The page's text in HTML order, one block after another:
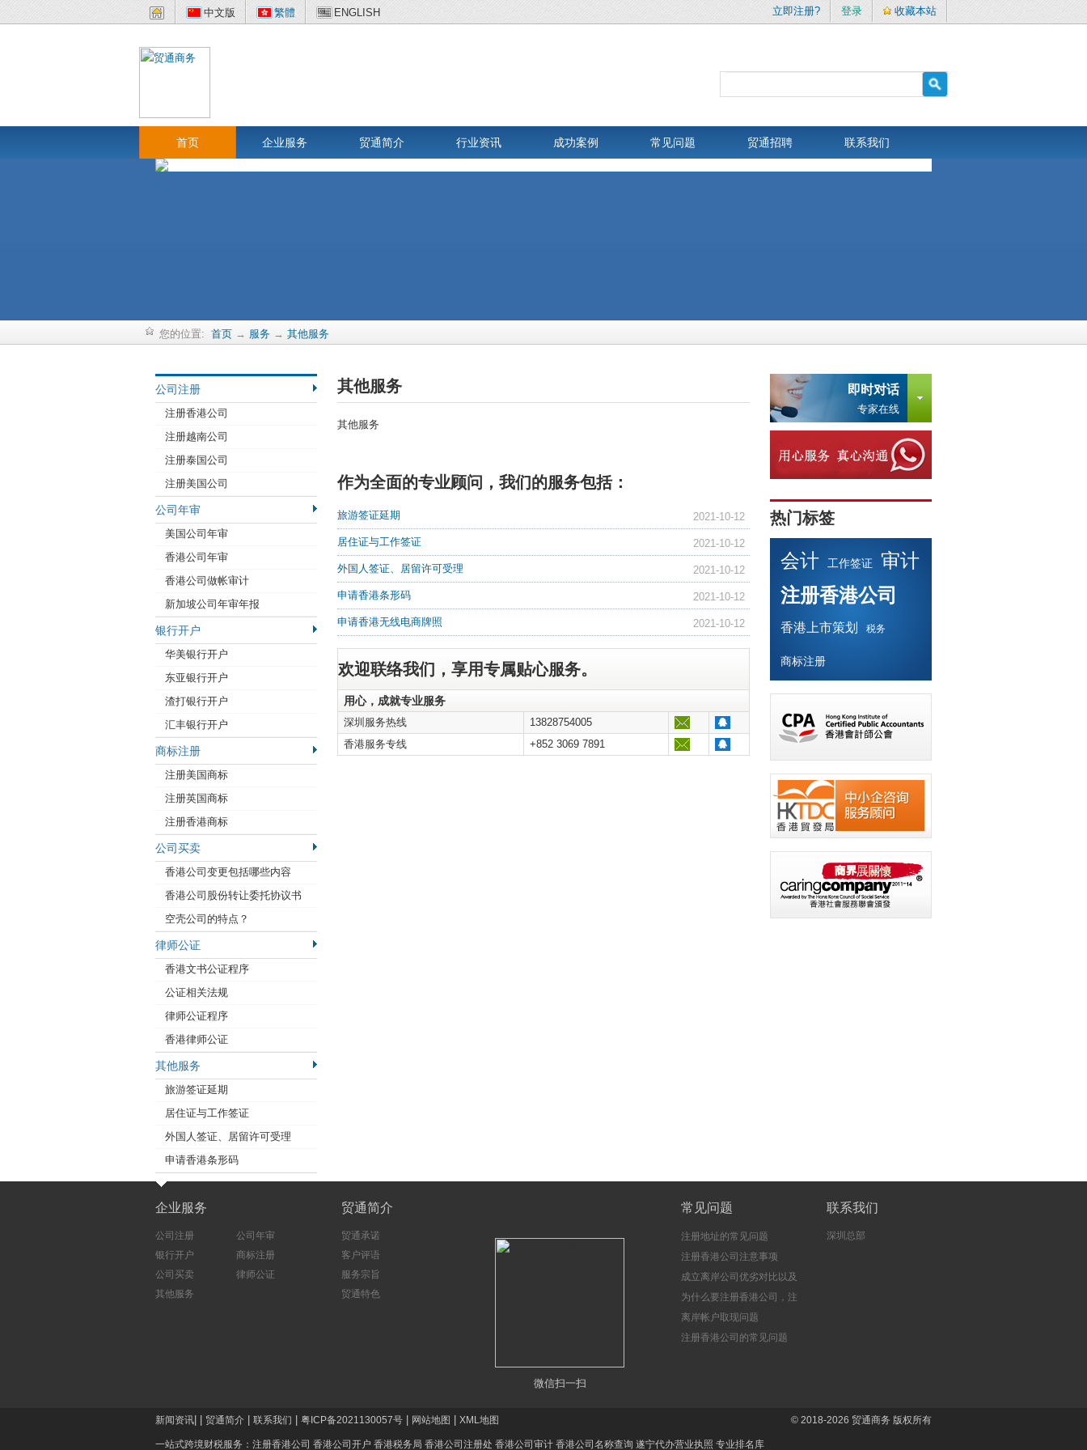
中文版 繁體 ENGLISH 立即注册? 登录 收藏本站
首页 企业服务 贸通简介 行业资讯 成功案例 常见问题 贸通招聘 联系我们
您的位置: 首页 → 服务 → 其他服务
公司注册
注册香港公司
注册越南公司
注册泰国公司
注册美国公司
公司年审
美国公司年审
香港公司年审
香港公司做帐审计
新加坡公司年审年报
银行开户
华美银行开户
东亚银行开户
渣打银行开户
汇丰银行开户
商标注册
注册美国商标
注册英国商标
注册香港商标
公司买卖
香港公司变更包括哪些内容
香港公司股份转让委托协议书
空壳公司的特点？
律师公证
香港文书公证程序
公证相关法规
律师公证程序
香港律师公证
其他服务
旅游签证延期
居住证与工作签证
外国人签证、居留许可受理
申请香港条形码
其他服务
其他服务
作为全面的专业顾问，我们的服务包括：
旅游签证延期 2021-10-12
居住证与工作签证 2021-10-12
外国人签证、居留许可受理 2021-10-12
申请香港条形码 2021-10-12
申请香港无线电商牌照 2021-10-12
欢迎联络我们，享用专属贴心服务。
用心，成就专业服务
深圳服务热线
13828754005
香港服务专线
+852 3069 7891
即时对话
专家在线
热门标签
会计 工作签证
审计
注册香港公司
香港上市策划 税务
商标注册
企业服务
公司注册
公司年审
银行开户
商标注册
公司买卖
律师公证
其他服务
贸通简介
贸通承诺
客户评语
服务宗旨
贸通特色
微信扫一扫
常见问题
注册地址的常见问题
注册香港公司注意事项
成立离岸公司优劣对比以及
注意事项
为什么要注册香港公司，注
册香港公司的好处
离岸帐户取现问题
注册香港公司的常见问题
联系我们
深圳总部
© 2018-2026 贸通商务 版权所有
新闻资讯 贸通简介 联系我们 粤ICP备2021130057号 网站地图 XML地图
一站式跨境财税服务： 注册香港公司 香港公司开户 香港税务局 香港公司注册处 香港公司审计 香港公司名称查询 遂宁代办营业执照 专业排名库